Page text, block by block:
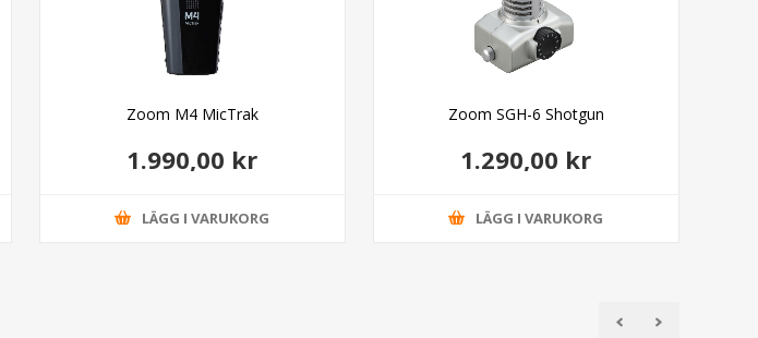
Zoom M4 MicTrak
1.990,00 kr
LÄGG I VARUKORG
Zoom SGH-6 Shotgun
1.290,00 kr
LÄGG I VARUKORG